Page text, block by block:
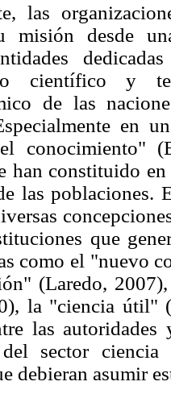
las
misión desde
científico y
de las
en
conocimiento"
han constituido
las poblaciones.
que
como el "nuevo
(Laredo,
la "ciencia útil"
las
del sector
debieran asumir